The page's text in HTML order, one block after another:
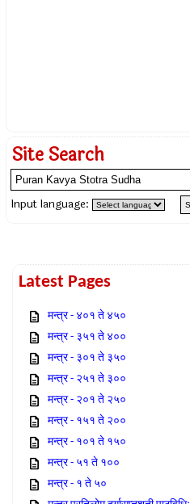
Site Search
Input language:
Latest Pages
मन्त्र - ४०१ ते ४५०
मन्त्र - ३५१ ते ४००
मन्त्र - ३०१ ते ३५०
मन्त्र - २५१ ते ३००
मन्त्र - २०१ ते २५०
मन्त्र - १५१ ते २००
मन्त्र - १०१ ते १५०
मन्त्र - ५१ ते १००
मन्त्र - १ ते ५०